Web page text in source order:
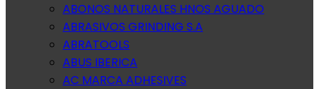
ABONOS NATURALES HNOS AGUADO
ABRASIVOS GRINDING S.A
ABRATOOLS
ABUS IBERICA
AC MARCA ADHESIVES